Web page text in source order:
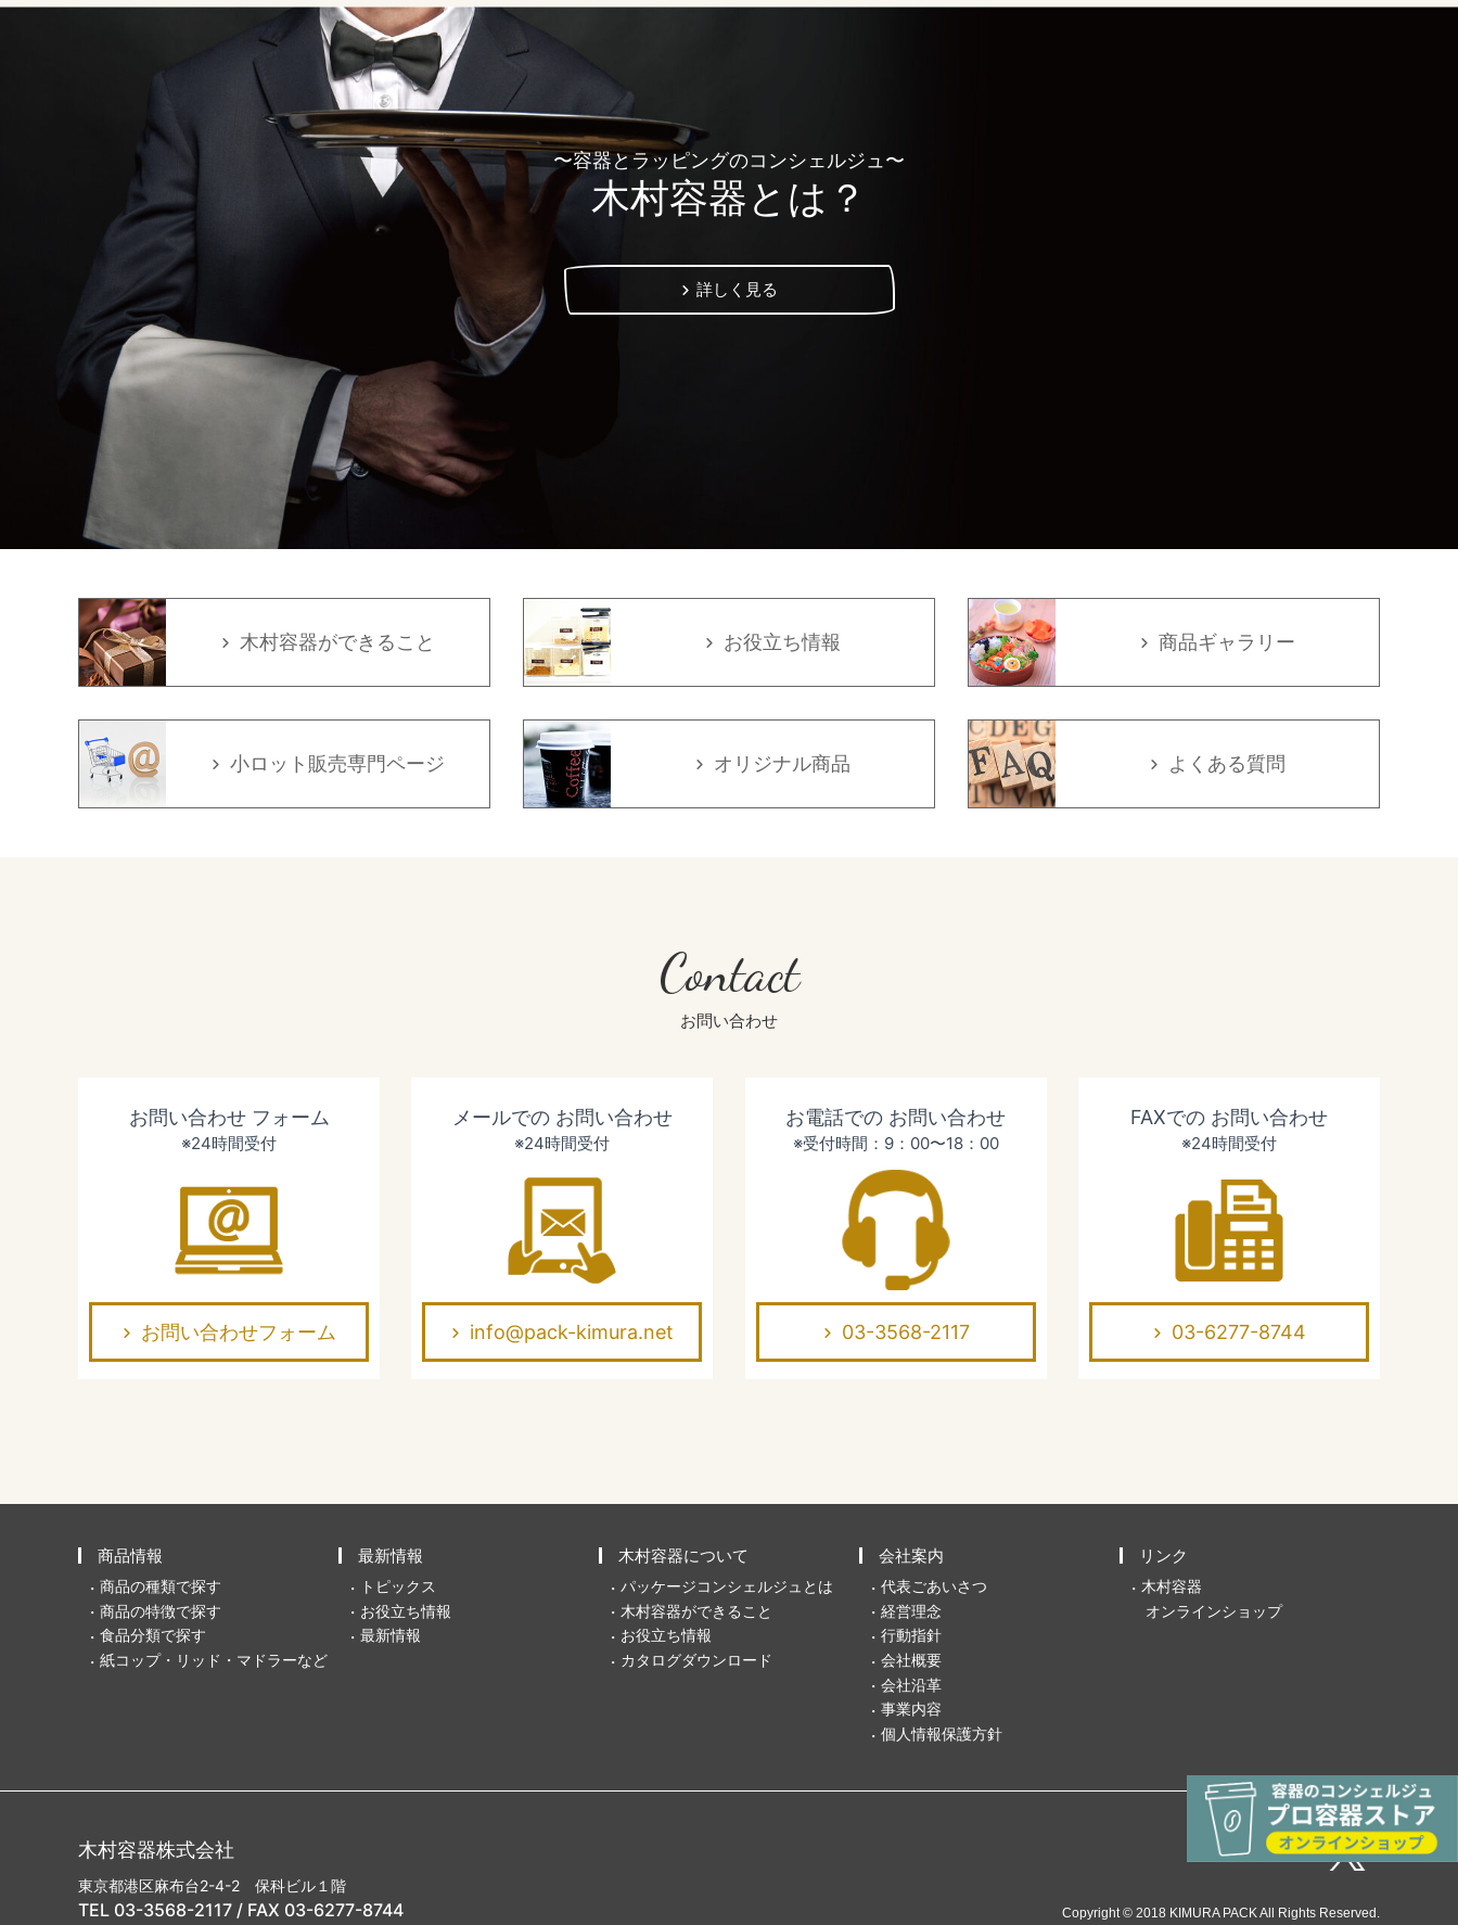
〜容器とラッピングのコンシェルジュ〜
木村容器とは？
詳しく見る
木村容器ができること お役立ち情報 商品ギャラリー
小ロット販売専門ページ オリジナル商品 よくある質問
Contact
お問い合わせ
お問い合わせ フォーム
※24時間受付
お問い合わせフォーム
メールでの お問い合わせ
※24時間受付
info@pack-kimura.net
お電話での お問い合わせ
※受付時間：9：00〜18：00
03-3568-2117
FAXでの お問い合わせ
※24時間受付
03-6277-8744
商品情報
商品の種類で探す
商品の特徴で探す
食品分類で探す
紙コップ・リッド・マドラーなど
最新情報
トピックス
お役立ち情報
最新情報
木村容器について
パッケージコンシェルジュとは
木村容器ができること
お役立ち情報
カタログダウンロード
会社案内
代表ごあいさつ
経営理念
行動指針
会社概要
会社沿革
事業内容
個人情報保護方針
リンク
木村容器
オンラインショップ
木村容器株式会社
東京都港区麻布台2-4-2 保科ビル１階
TEL 03-3568-2117 / FAX 03-6277-8744 Copyright © 2018 KIMURA PACK All Rights Reserved.